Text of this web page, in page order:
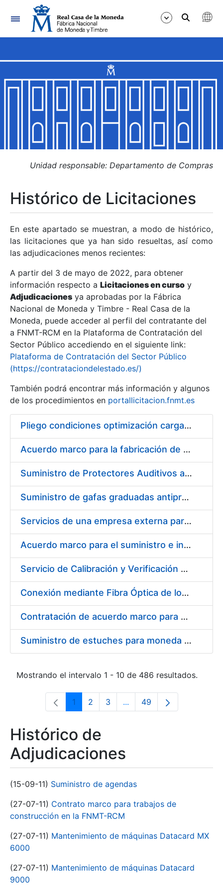
Navegación
Mostrar/Ocultar
Mostrar/Ocultar
Mostrar/Ocultar
Mostrar/Ocultar
Mostrar/Ocultar
Mostrar/Ocultar
Unidad responsable: Departamento de Compras
Histórico de Licitaciones
En este apartado se muestran, a modo de histórico,
las licitaciones que ya han sido resueltas, así como
las adjudicaciones menos recientes:
A partir del 3 de mayo de 2022, para obtener
información respecto a Licitaciones en curso y
Adjudicaciones ya aprobadas por la Fábrica
Nacional de Moneda y Timbre - Real Casa de la
Moneda, puede acceder al perfil del contratante del
a FNMT-RCM en la Plataforma de Contratación del
Sector Público accediendo en el siguiente link:
Plataforma de Contratación del Sector Público
(https://contrataciondelestado.es/)
También podrá encontrar más información y algunos
de los procedimientos en portallicitacion.fnmt.es
Pliego condiciones optimización cargas compras firmado
Acuerdo marco para la fabricación de piezas
Suministro de Protectores Auditivos a medida para las personas trabajadoras de los Centros de Trabajo de Madrid y Burgos
Suministro de gafas graduadas antiproyecciones para los trabajadores de la FNMT-RCM en los centros de trabajo de Madrid y Burgos
Servicios de una empresa externa para el asesoramiento y resolución de los recursos de alzada que se presentan relacionados con procesos de selección para la FNMT-RCM
Acuerdo marco para el suministro e instalación de persianas, estores y otros complementos
Servicio de Calibración y Verificación Externa de los Equipos de Medición del Servicio de Prevención de la FNMT-RCM
Conexión mediante Fibra Óptica de los Centros de Proceso de Datos (CPDs) de las sedes de la FNMT-RCM de Burgos y Madrid
Contratación de acuerdo marco para el Suministro de Material de Electricidad para la Fábrica Nacional de Moneda y Timbre-Real Casa de la Moneda en su centro de trabajo de Burgos
Suministro de estuches para moneda de 30 €
Mostrando el intervalo 1 - 10 de 486 resultados.
Página
1 Página
2 Página
3 ...Páginas intermedias Use
Página
49
Histórico de
Adjudicaciones
(15-09-11) Suministro de agendas
(27-07-11) Contrato marco para trabajos de
construcción en la FNMT-RCM
(27-07-11) Mantenimiento de máquinas Datacard MX
6000
(27-07-11) Mantenimiento de máquinas Datacard
9000